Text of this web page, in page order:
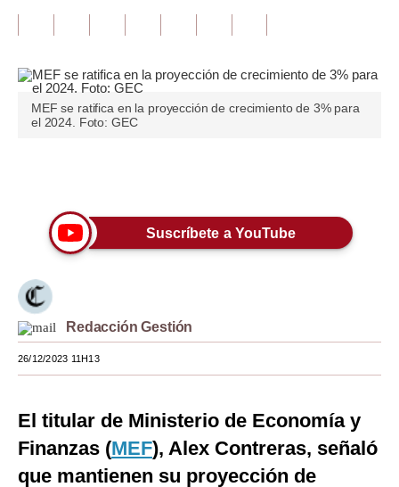
Tendencias
Lujo
Viajes
Mundo
EEUU
MEF se ratifica en la proyección de crecimiento de 3% para
el 2024. Foto: GEC
Suscríbete a YouTube
Redacción Gestión
26/12/2023 11H13
El titular de Ministerio de Economía y
Finanzas (MEF), Alex Contreras, señaló
que mantienen su proyección de